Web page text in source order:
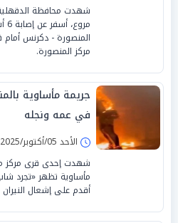
شهدت محافظة
المنصورة - دكرنس أمام
مركز المنصورة.
جريمة مأساوية
في عمه ونجله
الأحد 05/أكتوبر/2025 - 09:27 م
شهدت إحدى قرى مركز
مأساوية تظهر «تجرد
أقدم على إشعال